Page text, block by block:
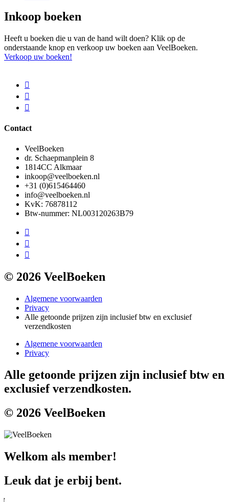
Inkoop boeken
Heeft u boeken die u van de hand wilt doen? Klik op de
onderstaande knop en verkoop uw boeken aan VeelBoeken.
Verkoop uw boeken!
Contact
VeelBoeken
dr. Schaepmanplein 8
1814CC Alkmaar
inkoop@veelboeken.nl
+31 (0)615464460
info@veelboeken.nl
KvK: 76878112
Btw-nummer: NL003120263B79
© 2026 VeelBoeken
Algemene voorwaarden
Privacy
Alle getoonde prijzen zijn inclusief btw en exclusief
verzendkosten
Algemene voorwaarden
Privacy
Alle getoonde prijzen zijn inclusief btw en
exclusief verzendkosten.
© 2026 VeelBoeken
Welkom als member!
Leuk dat je erbij bent.